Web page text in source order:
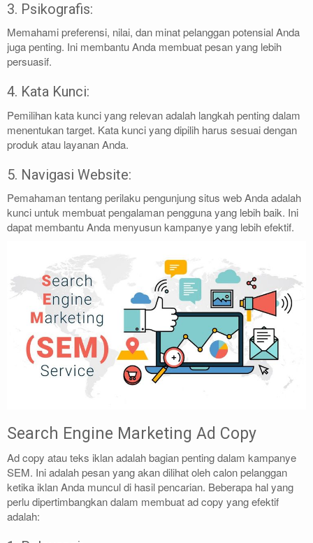
3. Psikografis:
Memahami preferensi, nilai, dan minat pelanggan potensial Anda
juga penting. Ini membantu Anda membuat pesan yang lebih
persuasif.
4. Kata Kunci:
Pemilihan kata kunci yang relevan adalah langkah penting dalam
menentukan target. Kata kunci yang dipilih harus sesuai dengan
produk atau layanan Anda.
5. Navigasi Website:
Pemahaman tentang perilaku pengunjung situs web Anda adalah
kunci untuk membuat pengalaman pengguna yang lebih baik. Ini
dapat membantu Anda menyusun kampanye yang lebih efektif.
Search Engine Marketing Ad Copy
Ad copy atau teks iklan adalah bagian penting dalam kampanye
SEM. Ini adalah pesan yang akan dilihat oleh calon pelanggan
ketika iklan Anda muncul di hasil pencarian. Beberapa hal yang
perlu dipertimbangkan dalam membuat ad copy yang efektif
adalah: